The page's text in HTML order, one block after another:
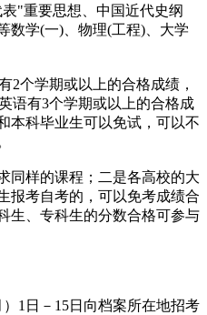
"重要思想、中国近代史纲
数学(一)、物理(工程)、大学
2个学期或以上的合格成绩，
语有3个学期或以上的合格成
本科毕业生可以免试，可以不
同样的课程；二是各高校的大
报考自考的，可以免考成绩合
生、专科生的分数合格可参与
1日－15日向档案所在地招考